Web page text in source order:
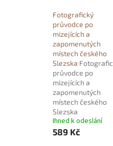
Fotografický
průvodce po
mizejících a
zapomenutých
místech českého
Slezska
průvodce po
mizejících a
zapomenutých
místech českého
Slezska
Ihned k odeslání
589 Kč